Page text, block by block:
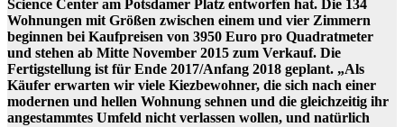
Science Center am Potsdamer Platz entworfen hat. Die 134
Wohnungen mit Größen zwischen einem und vier Zimmern
beginnen bei Kaufpreisen von 3950 Euro pro Quadratmeter
und stehen ab Mitte November 2015 zum Verkauf. Die
Fertigstellung ist für Ende 2017/Anfang 2018 geplant. „Als
Käufer erwarten wir viele Kiezbewohner, die sich nach einer
modernen und hellen Wohnung sehnen und die gleichzeitig ihr
angestammtes Umfeld nicht verlassen wollen, und natürlich